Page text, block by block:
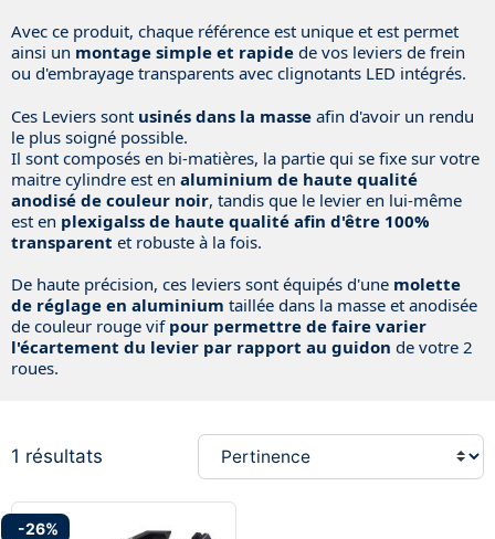
Avec ce produit, chaque référence est unique et est permet
ainsi un montage simple et rapide de vos leviers de frein
ou d'embrayage transparents avec clignotants LED intégrés.
Ces Leviers sont usinés dans la masse afin d'avoir un rendu
le plus soigné possible.
Il sont composés en bi-matières, la partie qui se fixe sur votre
maitre cylindre est en aluminium de haute qualité
anodisé de couleur noir, tandis que le levier en lui-même
est en plexigalss de haute qualité afin d'être 100%
transparent et robuste à la fois.
De haute précision, ces leviers sont équipés d'une molette
de réglage en aluminium taillée dans la masse et anodisée
de couleur rouge vif pour permettre de faire varier
l'écartement du levier par rapport au guidon de votre 2
roues.
1 résultats
-26%